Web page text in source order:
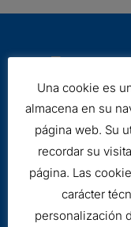
Una cookie es
almacena en su
página web. Su
recordar su
página. Las
carácter
personalización